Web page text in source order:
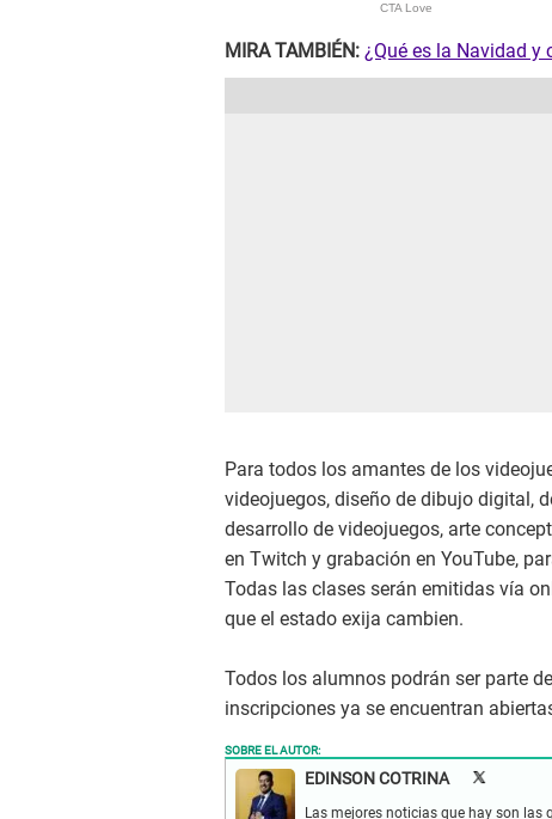
MIRA TAMBIÉN: ¿Qué es la Navidad y
Para todos los amantes de los
videojuegos, diseño de dibujo digital,
desarrollo de videojuegos, arte
en Twitch y grabación en YouTube,
Todas las clases serán emitidas vía
que el estado exija cambien.
Todos los alumnos podrán ser parte
inscripciones ya se encuentran
SOBRE EL AUTOR:
EDINSON COTRINA
Las mejores noticias que hay son las